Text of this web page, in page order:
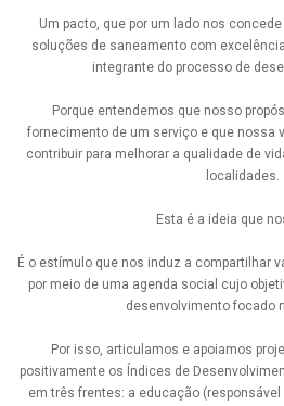
Um pacto, que por um lado nos
soluções de saneamento com
integrante do processo de
Porque entendemos que nosso
fornecimento de um serviço e que nossa
contribuir para melhorar a qualidade de
localidades.
Esta é a ideia que
É o estímulo que nos induz a compartilhar
por meio de uma agenda social cujo
desenvolvimento focado
Por isso, articulamos e apoiamos
positivamente os Índices de
em três frentes: a educação